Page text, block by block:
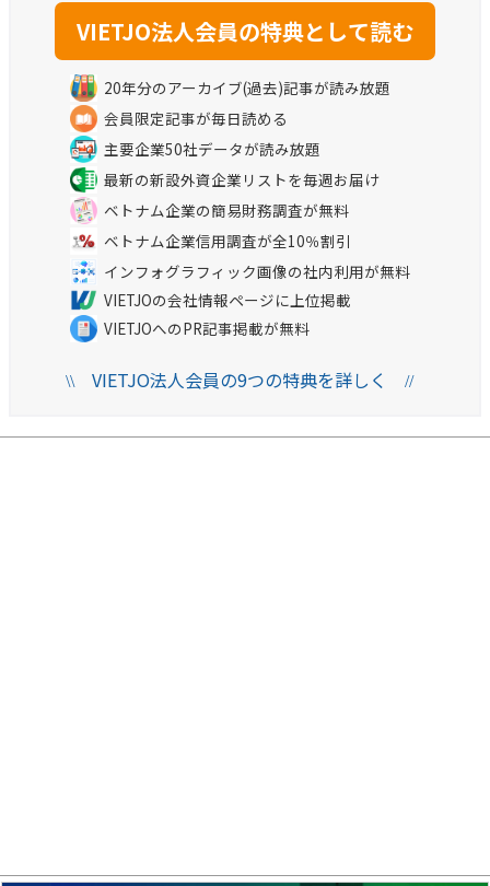
20年分のアーカイブ(過去)記事が読み放題
会員限定記事が毎日読める
主要企業50社データが読み放題
最新の新設外資企業リストを毎週お届け
ベトナム企業の簡易財務調査が無料
ベトナム企業信用調査が全10％割引
インフォグラフィック画像の社内利用が無料
VIETJOの会社情報ページに上位掲載
VIETJOへのPR記事掲載が無料
\\VIETJO法人会員の9つの特典を詳しく //